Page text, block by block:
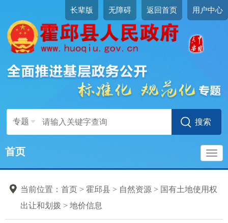
长辈版 无障碍 返回首页 用户中心
专题
首页
当前位置： 首页 > 霍邱县 > 自然资源 > 国有土地使用权
出让和划拨 > 地价信息